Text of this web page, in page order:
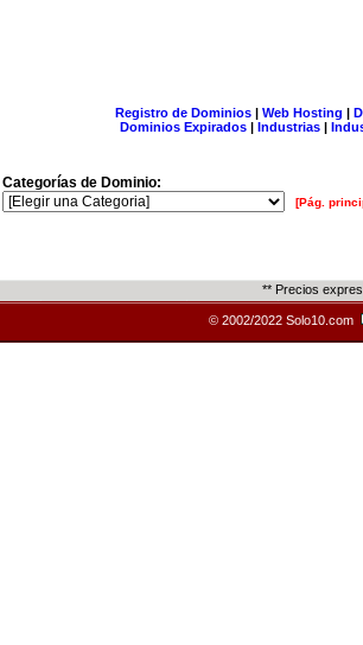
Registro de Dominios| Web Hosting |
Dominios Expirados | Industrias |
Categorías de Dominio:
[Pág.
** Precios
© 2002/2022 Solo10.com